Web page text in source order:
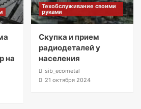
на
Техобслуживание своими
руками
Скупка и прием
радиодеталей у
населения
sib_ecometal
21 октября 2024